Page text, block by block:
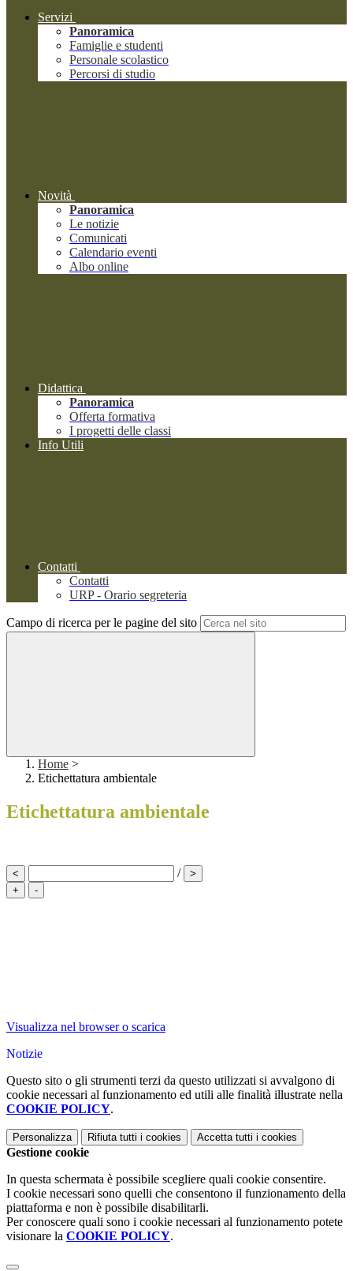
Servizi
Panoramica
Famiglie e studenti
Personale scolastico
Percorsi di studio
Novità
Panoramica
Le notizie
Comunicati
Calendario eventi
Albo online
Didattica
Panoramica
Offerta formativa
I progetti delle classi
Info Utili
Contatti
Contatti
URP - Orario segreteria
Campo di ricerca per le pagine del sito
Home >
Etichettatura ambientale
Etichettatura ambientale
< /
>
+
-
Visualizza nel browser o scarica
Notizie
Questo sito o gli strumenti terzi da questo utilizzati si avvalgono di
cookie necessari al funzionamento ed utili alle finalità illustrate nella
COOKIE POLICY.
Personalizza Rifiuta tutti i cookies Accetta tutti i cookies
Gestione cookie
In questa schermata è possibile scegliere quali cookie consentire.
I cookie necessari sono quelli che consentono il funzionamento della
piattaforma e non è possibile disabilitarli.
Per conoscere quali sono i cookie necessari al funzionamento potete
visionare la COOKIE POLICY.